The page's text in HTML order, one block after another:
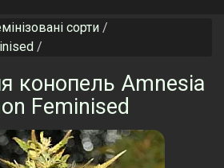
сорти
конопель Amnesia
Feminised